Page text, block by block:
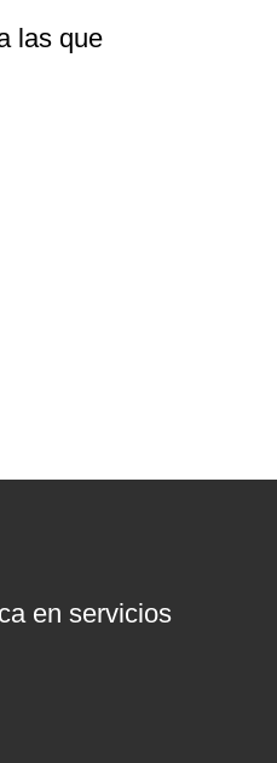
las que
en servicios